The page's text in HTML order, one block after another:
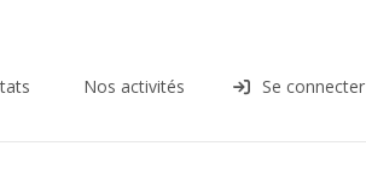
Nos activités Se connecter